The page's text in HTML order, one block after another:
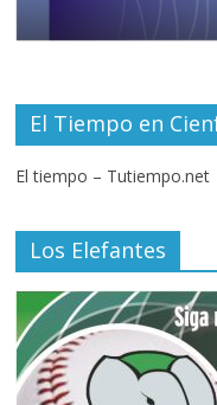
El Tiempo en
El tiempo – Tutiempo.net
Los Elefantes